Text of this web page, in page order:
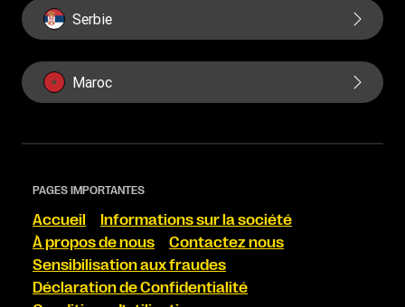
Serbie
Maroc
PAGES IMPORTANTES
Accueil
Informations sur la société
À propos de nous
Contactez nous
Sensibilisation aux fraudes
Déclaration de Confidentialité